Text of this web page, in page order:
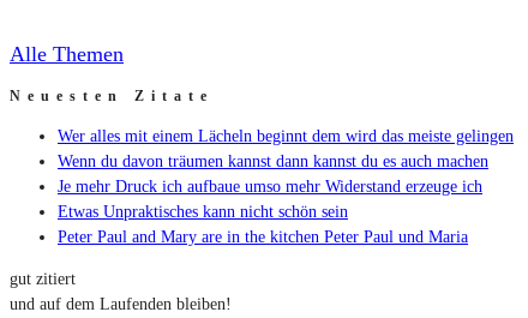
Alle Themen
Neuesten Zitate
Wer alles mit einem Lächeln beginnt dem wird das meiste gelingen
Wenn du davon träumen kannst dann kannst du es auch machen
Je mehr Druck ich aufbaue umso mehr Widerstand erzeuge ich
Etwas Unpraktisches kann nicht schön sein
Peter Paul and Mary are in the kitchen Peter Paul und Maria
gut zitiert
und auf dem Laufenden bleiben!